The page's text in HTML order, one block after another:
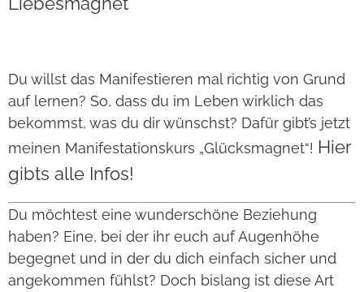
Du willst das Manifestieren mal richtig von Grund
auf lernen? So, dass du im Leben wirklich das
bekommst, was du dir wünschst? Dafür gibt’s jetzt
meinen Manifestationskurs „Glücksmagnet“! Hier
gibts alle Infos!
Du möchtest eine wunderschöne Beziehung
haben? Eine, bei der ihr euch auf Augenhöhe
begegnet und in der du dich einfach sicher und
angekommen fühlst? Doch bislang ist diese Art